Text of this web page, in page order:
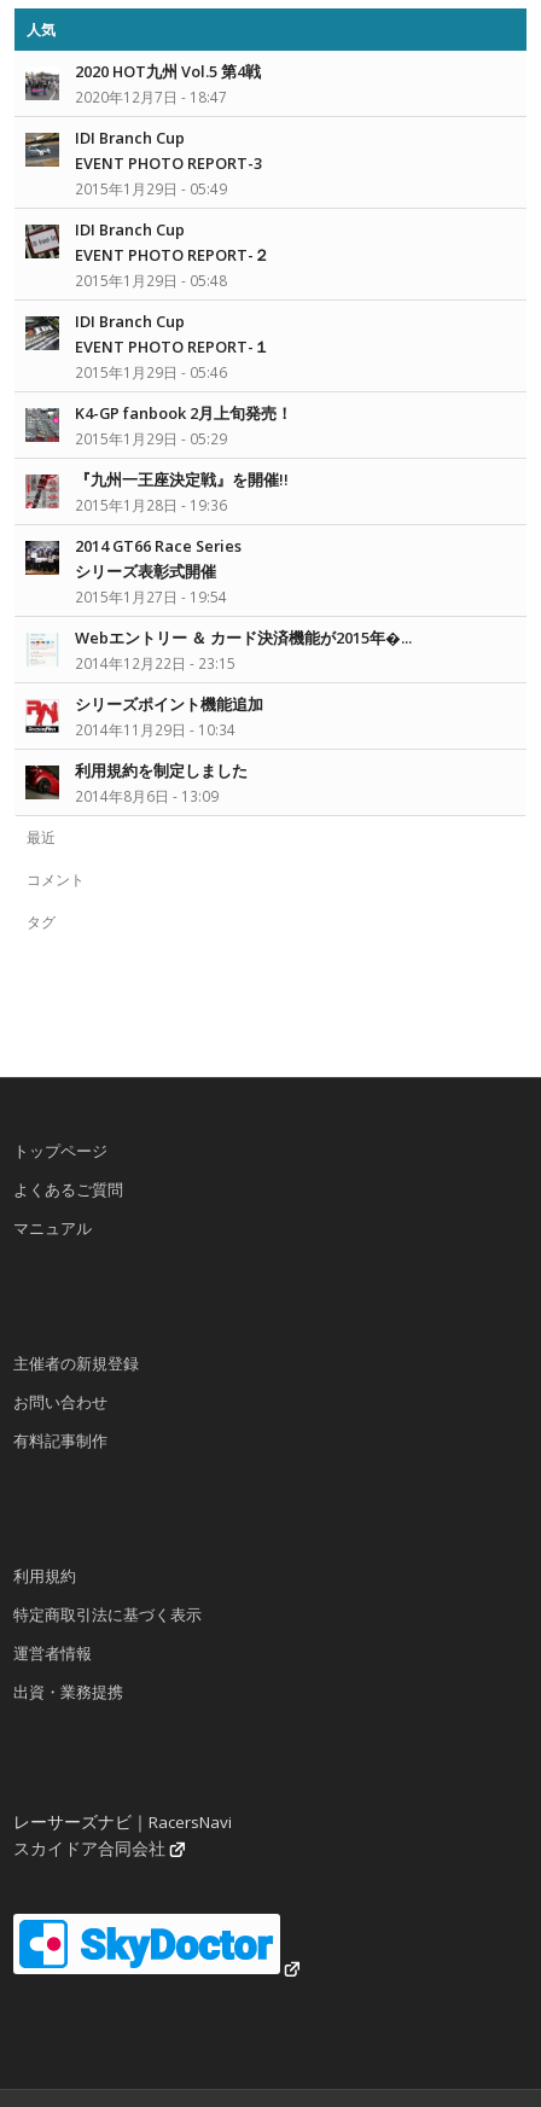
人気
2020 HOT九州 Vol.5 第4戦
2020年12月7日 - 18:47
IDI Branch Cup
EVENT PHOTO REPORT-3
2015年1月29日 - 05:49
IDI Branch Cup
EVENT PHOTO REPORT-２
2015年1月29日 - 05:48
IDI Branch Cup
EVENT PHOTO REPORT-１
2015年1月29日 - 05:46
K4-GP fanbook 2月上旬発売！
2015年1月29日 - 05:29
『九州一王座決定戦』を開催!!
2015年1月28日 - 19:36
2014 GT66 Race Series
シリーズ表彰式開催
2015年1月27日 - 19:54
Webエントリー ＆ カード決済機能が2015年�...
2014年12月22日 - 23:15
シリーズポイント機能追加
2014年11月29日 - 10:34
利用規約を制定しました
2014年8月6日 - 13:09
最近
コメント
タグ
トップページ
よくあるご質問
マニュアル
主催者の新規登録
お問い合わせ
有料記事制作
利用規約
特定商取引法に基づく表示
運営者情報
出資・業務提携
レーサーズナビ｜RacersNavi
スカイドア合同会社